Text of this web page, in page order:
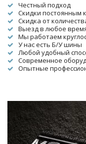
Честный подход
Скидки постоянным
Скидка от
Выезд в любое
Мы работаем
У нас есть Б/У шины
Любой удобный
Современное
Опытные